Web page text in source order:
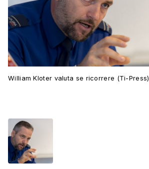
William Kloter valuta se ricorrere (Ti-Press)